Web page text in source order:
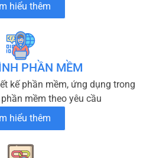
hiểu thêm
PHẦN MỀM
kế phần mềm, ứng dụng trong
mềm theo yêu cầu
hiểu thêm